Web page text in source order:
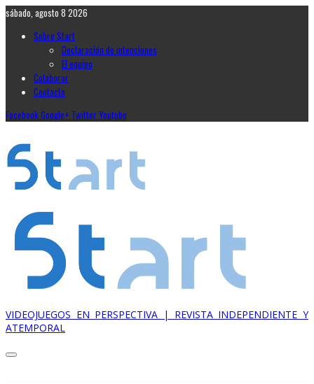
sábado, agosto 8 2026
Sobre Start
Declaración de intenciones
El equipo
Colaborar
Contacto
FacebookGoogle+ TwitterYoutube
VIDEOJUEGOS EN PERSPECTIVA | REVISTA INDEPENDIENTE Y
ATEMPORAL